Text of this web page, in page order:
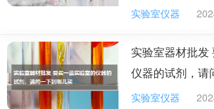
第3类：其他渠道推广，以行业相
板块，还有一些工具型的平台，包括
等。
(2)网络推广渠道选择
实验室仪器
实验室器材批发
仪器的试剂，请
实验室仪器